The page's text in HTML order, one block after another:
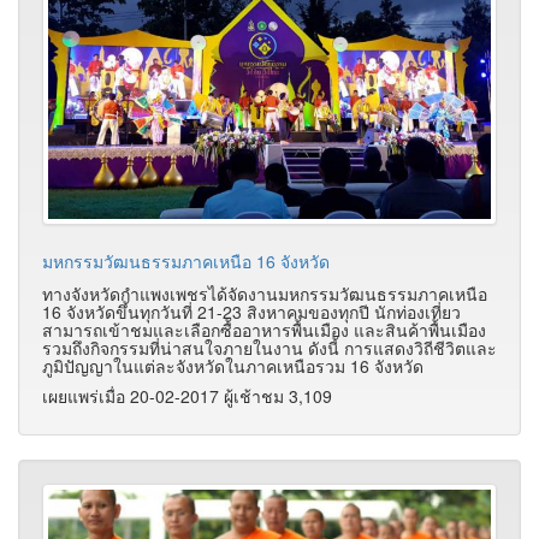
มหกรรมวัฒนธรรมภาคเหนือ 16 จังหวัด
ทางจังหวัดกำแพงเพชรได้จัดงานมหกรรมวัฒนธรรมภาคเหนือ
16 จังหวัดขึ้นทุกวันที่ 21-23 สิงหาคมของทุกปี นักท่องเที่ยว
สามารถเข้าชมและเลือกซื้ออาหารพื้นเมือง และสินค้าพื้นเมือง
รวมถึงกิจกรรมที่น่าสนใจภายในงาน ดังนี้ การแสดงวิถีชีวิตและ
ภูมิปัญญาในแต่ละจังหวัดในภาคเหนือรวม 16 จังหวัด
เผยแพร่เมื่อ 20-02-2017 ผู้เช้าชม 3,109